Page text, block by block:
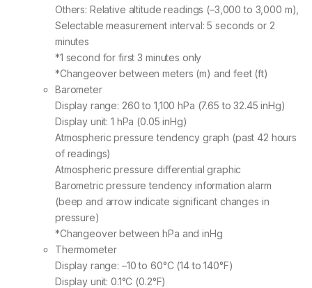
Others: Relative altitude readings (–3,000 to 3,000 m),
Selectable measurement interval: 5 seconds or 2
minutes
*1 second for first 3 minutes only
*Changeover between meters (m) and feet (ft)
Barometer
Display range: 260 to 1,100 hPa (7.65 to 32.45 inHg)
Display unit: 1 hPa (0.05 inHg)
Atmospheric pressure tendency graph (past 42 hours
of readings)
Atmospheric pressure differential graphic
Barometric pressure tendency information alarm
(beep and arrow indicate significant changes in
pressure)
*Changeover between hPa and inHg
Thermometer
Display range: –10 to 60°C (14 to 140°F)
Display unit: 0.1°C (0.2°F)